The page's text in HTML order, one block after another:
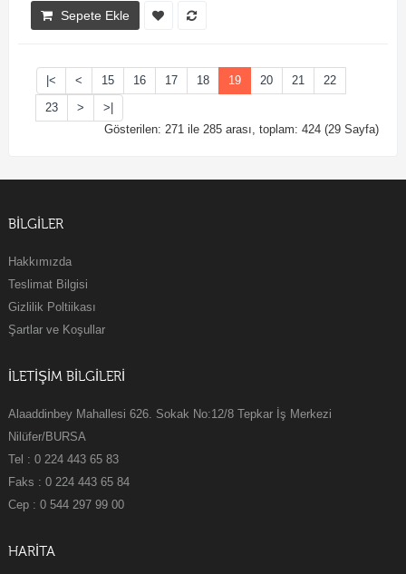
Sepete Ekle
|< < 15 16 17 18 19 20 21
22
23
>
>|
Gösterilen: 271 ile 285 arası, toplam: 424 (29 Sayfa)
BILGILER
Hakkımızda
Teslimat Bilgisi
Gizlilik Poltiikası
Şartlar ve Koşullar
İLETİŞİM BİLGİLERİ
Alaaddinbey Mahallesi 626. Sokak No:12/8 Tepkar İş Merkezi
Nilüfer/BURSA
Tel : 0 224 443 65 83
Faks : 0 224 443 65 84
Cep : 0 544 297 99 00
HARİTA